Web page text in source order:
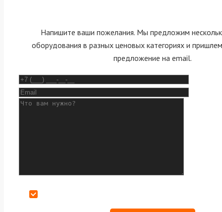
Напишите ваши пожелания. Мы предложим
оборудования в разных ценовых категориях и
предложение на email.